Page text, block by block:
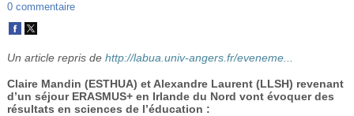
S’inscrire
Se connecter
0 commentaire
Un article repris de http://labua.univ-angers.fr/eveneme...
Claire Mandin (ESTHUA) et Alexandre Laurent (LLSH) revenant
d’un séjour ERASMUS+ en Irlande du Nord vont évoquer des
résultats en sciences de l’éducation :